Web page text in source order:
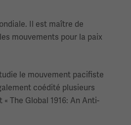
Il est maître de
mouvements pour la paix
le mouvement pacifiste
coédité plusieurs
The Global 1916: An Anti-